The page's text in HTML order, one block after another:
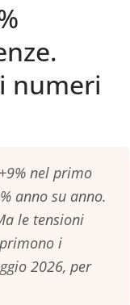
numeri
nel primo
anno su anno.
le tensioni
i
2026, per